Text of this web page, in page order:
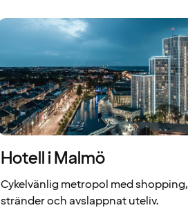
Hotell i Malmö
Cykelvänlig metropol med shopping,
stränder och avslappnat uteliv.